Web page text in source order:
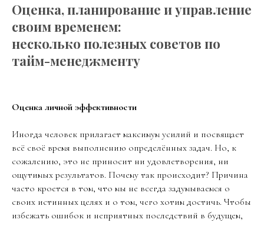
Оценка, планирование и управление
своим временем:
несколько полезных советов по
тайм-менеджменту
Оценка личной эффективности
Иногда человек прилагает максимум усилий и посвящает
всё своё время выполнению определённых задач. Но, к
сожалению, это не приносит ни удовлетворения, ни
ощутимых результатов. Почему так происходит? Причина
часто кроется в том, что мы не всегда задумываемся о
своих истинных целях и о том, чего хотим достичь. Чтобы
избежать ошибок и неприятных последствий в будущем,